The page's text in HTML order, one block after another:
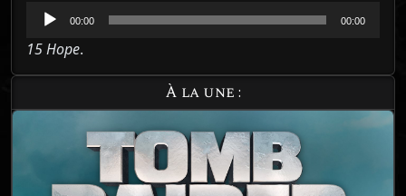
Lecteur
audio
00:00 00:00
15 Hope.
À la une :